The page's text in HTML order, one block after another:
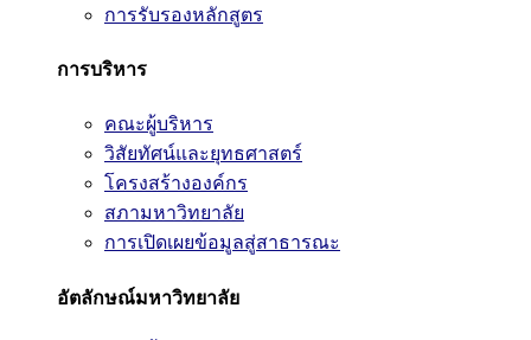
การรับรองหลักสูตร
การบริหาร
คณะผู้บริหาร
วิสัยทัศน์และยุทธศาสตร์
โครงสร้างองค์กร
สภามหาวิทยาลัย
การเปิดเผยข้อมูลสู่สาธารณะ
อัตลักษณ์มหาวิทยาลัย